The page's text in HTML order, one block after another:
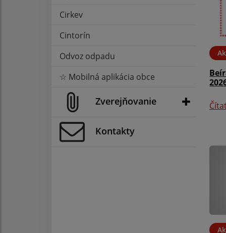
Cirkev
Cintorín
Odvoz odpadu
☆ Mobilná aplikácia obce
Zverejňovanie
Kontakty